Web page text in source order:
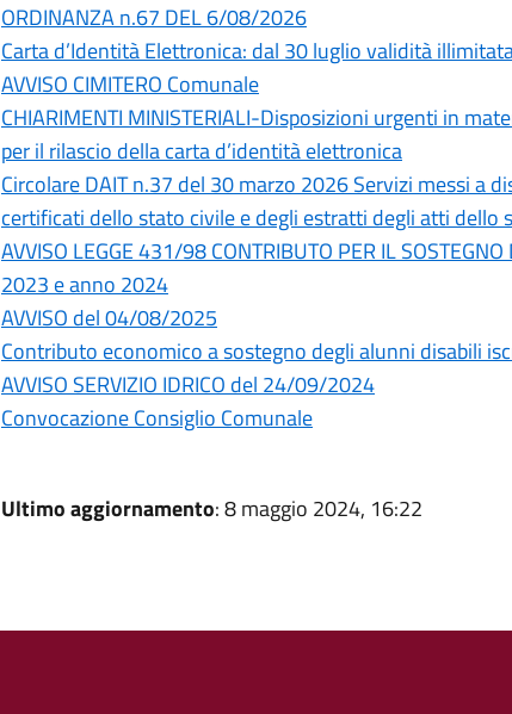
ORDINANZA n.67 DEL 6/08/2026
Carta d’Identità Elettronica: dal 30 luglio validità
AVVISO CIMITERO Comunale
CHIARIMENTI MINISTERIALI-Disposizioni urgenti in
per il rilascio della carta d’identità elettronica
Circolare DAIT n.37 del 30 marzo 2026 Servizi messi a
certificati dello stato civile e degli estratti degli atti dello
AVVISO LEGGE 431/98 CONTRIBUTO PER IL
2023 e anno 2024
AVVISO del 04/08/2025
Contributo economico a sostegno degli alunni disabili
AVVISO SERVIZIO IDRICO del 24/09/2024
Convocazione Consiglio Comunale
Ultimo aggiornamento: 8 maggio 2024, 16:22